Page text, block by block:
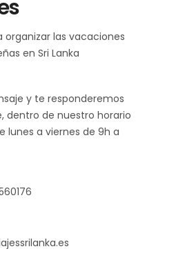
organizar las vacaciones
en Sri Lanka
y te responderemos
dentro de nuestro horario
lunes a viernes de 9h a